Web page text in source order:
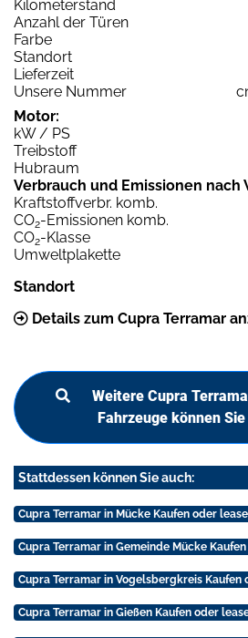
Kilometerstand
Anzahl der Türen
Farbe
Standort
Lieferzeit
Unsere Nummer
Motor:
kW / PS
Treibstoff
Hubraum
Verbrauch und Emissionen nach
Kraftstoffverbr. komb.
CO2-Emissionen komb.
CO2-Klasse
Umweltplakette
Standort
Details zum Cupra Terramar
Weitere Cupra
Fahrzeuge können
Stattdessen können Sie auch:
Cupra Terramar in Mücke Kaufen oder
Cupra Terramar in Gemeinde Mücke
Cupra Terramar in Vogelsbergkreis Kaufen
Cupra Terramar in Gießen Kaufen oder